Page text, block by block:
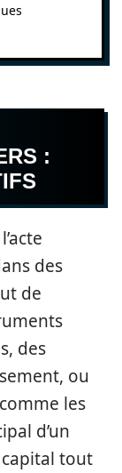
:
des
de
des
ou
les
d’un
capital tout